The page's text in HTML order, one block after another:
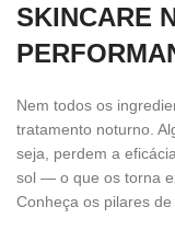
SKINCARE
Nem todos os
tratamento noturno.
seja, perdem a
sol — o que os torna
Conheça os pilares